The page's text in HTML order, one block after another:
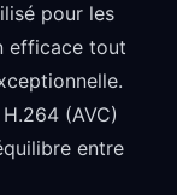
pour les
efficace tout
(AVC)
entre